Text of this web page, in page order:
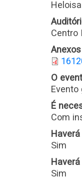
Centro
Anexos
O
Evento
É
Com
Sim
Sim